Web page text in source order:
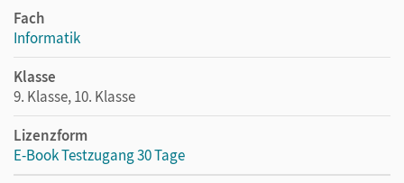
Fach
Informatik
Klasse
9. Klasse, 10. Klasse
Lizenzform
E-Book Testzugang 30 Tage